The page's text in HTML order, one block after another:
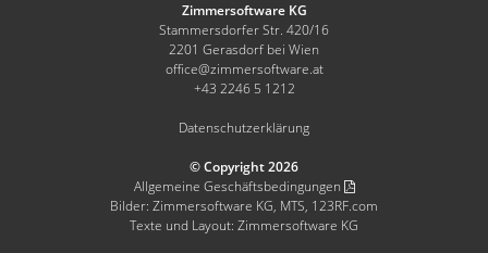
Zimmersoftware KG
Stammersdorfer Str. 420/16
2201 Gerasdorf bei Wien
office@zimmersoftware.at
+43 2246 5 1212
Datenschutzerklärung
© Copyright 2026
Allgemeine Geschäftsbedingungen
Bilder: Zimmersoftware KG, MTS, 123RF.com
Texte und Layout: Zimmersoftware KG